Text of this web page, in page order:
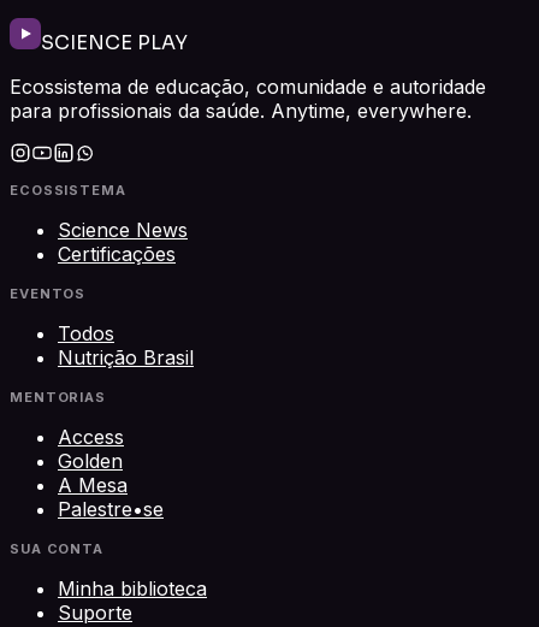
SCIENCE PLAY
Ecossistema de educação, comunidade e autoridade
para profissionais da saúde. Anytime, everywhere.
ECOSSISTEMA
Science News
Certificações
EVENTOS
Todos
Nutrição Brasil
MENTORIAS
Access
Golden
A Mesa
Palestre•se
SUA CONTA
Minha biblioteca
Suporte